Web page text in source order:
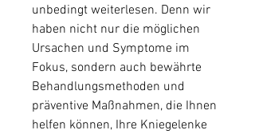
unbedingt weiterlesen. Denn wir
haben nicht nur die möglichen
Ursachen und Symptome im
Fokus, sondern auch bewährte
Behandlungsmethoden und
präventive Maßnahmen, die Ihnen
helfen können, Ihre Kniegelenke